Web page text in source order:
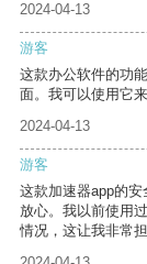
2024-04-13
游客
这款办公软件的功
面。我可以使用它
2024-04-13
游客
这款加速器app的
放心。我以前使用
情况，这让我非常担